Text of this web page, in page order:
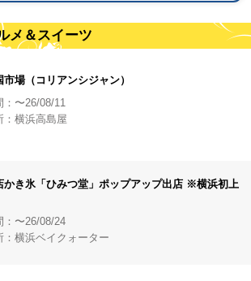
メ＆スイーツ
市場（コリアンシジャン）
：〜26/08/11
：横浜高島屋
かき氷「ひみつ堂」ポップアップ出店 ※横浜初上
：〜26/08/24
：横浜ベイクォーター